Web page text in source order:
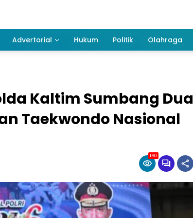
Advertorial Hukum Politik Olahraga
Kaltim Sumbang Dua
Taekwondo Nasional
160